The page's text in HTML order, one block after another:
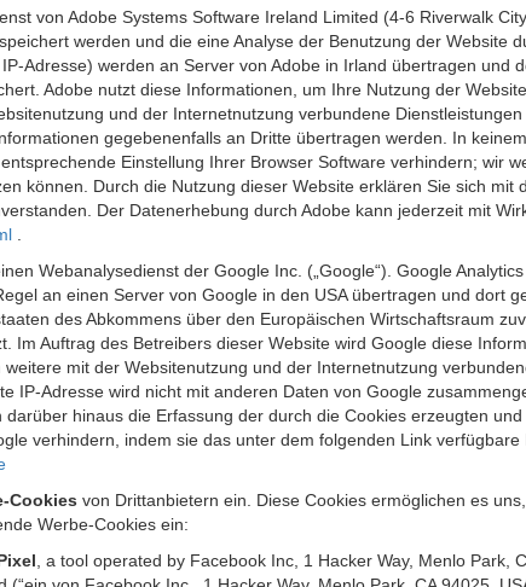
von Adobe Systems Software Ireland Limited (4-6 Riverwalk
werden und die eine Analyse der Benutzung der
Adresse) werden an Server von Adobe in Irland übertragen
Adobe nutzt diese Informationen, um Ihre Nutzung der
und der Internetnutzung verbundene
gegebenenfalls an Dritte übertragen werden. In
Einstellung Ihrer Browser Software verhindern; wir
können. Durch die Nutzung dieser Website erklären Sie sich
Der Datenerhebung durch Adobe kann jederzeit mit
Webanalysedienst der Google Inc. („Google“). Google
an einen Server von Google in den USA übertragen und dort
des Abkommens über den Europäischen Wirtschaftsraum
Im Auftrag des Betreibers dieser Website wird Google diese
mit der Websitenutzung und der Internetnutzung
IP-Adresse wird nicht mit anderen Daten von Google
hinaus die Erfassung der durch die Cookies erzeugten
verhindern, indem sie das unter dem folgenden Link
Cookies von Drittanbietern ein. Diese Cookies ermöglichen es
Werbe-Cookies ein:
, a tool operated by Facebook Inc, 1 Hacker Way, Menlo